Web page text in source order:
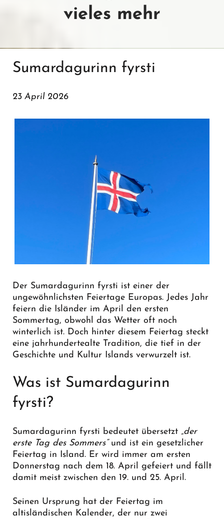
vieles mehr
Sumardagurinn fyrsti
23 April 2026
Der Sumardagurinn fyrsti ist einer der
ungewöhnlichsten Feiertage Europas. Jedes Jahr
feiern die Isländer im April den ersten
Sommertag, obwohl das Wetter oft noch
winterlich ist. Doch hinter diesem Feiertag steckt
eine jahrhundertealte Tradition, die tief in der
Geschichte und Kultur Islands verwurzelt ist.
Was ist Sumardagurinn
fyrsti?
Sumardagurinn fyrsti bedeutet übersetzt „der
erste Tag des Sommers“und ist ein gesetzlicher
Feiertag in Island. Er wird immer am ersten
Donnerstag nach dem 18. April gefeiert und fällt
damit meist zwischen den 19. und 25. April.
Seinen Ursprung hat der Feiertag im
altisländischen Kalender, der nur zwei